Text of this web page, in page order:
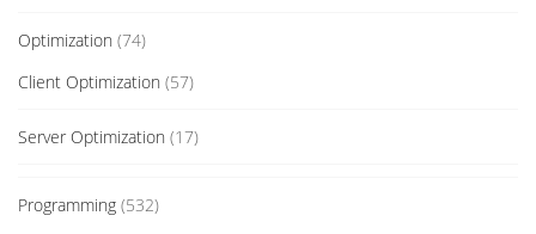
Optimization (74)
Client Optimization (57)
Server Optimization (17)
Programming (532)